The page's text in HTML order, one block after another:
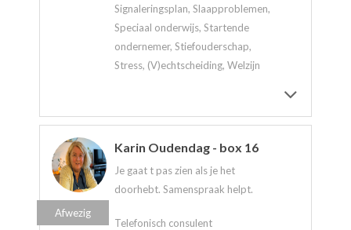
Signaleringsplan, Slaapproblemen,
Speciaal onderwijs, Startende
ondernemer, Stiefouderschap,
Stress, (V)echtscheiding, Welzijn
Karin Oudendag - box 16
Je gaat t pas zien als je het
doorhebt. Samenspraak helpt.
Telefonisch consulent
Afwezig